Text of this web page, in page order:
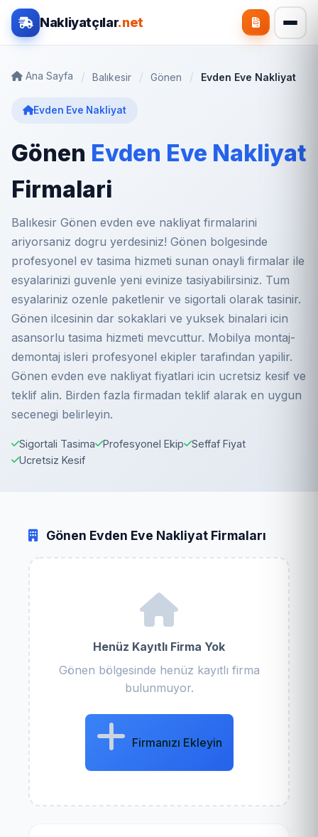
Nakliyatçılar.net
Ana Sayfa Balıkesir Gönen Evden Eve Nakliyat
Evden Eve Nakliyat
Gönen Evden Eve Nakliyat
Firmalari
Balıkesir Gönen evden eve nakliyat firmalarini
ariyorsaniz dogru yerdesiniz! Gönen bolgesinde
profesyonel ev tasima hizmeti sunan onayli firmalar ile
esyalarinizi guvenle yeni evinize tasiyabilirsiniz. Tum
esyalariniz ozenle paketlenir ve sigortali olarak tasinir.
Gönen ilcesinin dar sokaklari ve yuksek binalari icin
asansorlu tasima hizmeti mevcuttur. Mobilya montaj-
demontaj isleri profesyonel ekipler tarafindan yapilir.
Gönen evden eve nakliyat fiyatlari icin ucretsiz kesif ve
teklif alin. Birden fazla firmadan teklif alarak en uygun
secenegi belirleyin.
Sigortali Tasima Profesyonel Ekip
Seffaf Fiyat
Ucretsiz Kesif
Gönen Evden Eve Nakliyat Firmaları
Henüz Kayıtlı Firma Yok
Gönen bölgesinde henüz kayıtlı firma
bulunmuyor.
Firmanızı Ekleyin